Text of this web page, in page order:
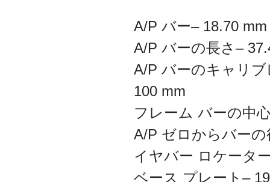
A/P バー– 18.70
A/P バーの長さ–
A/P バーのキャリ
100 mm
フレーム バーの中
A/P ゼロからバー
イヤバー ロケータ
ベース プレート–